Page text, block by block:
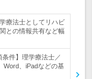
療法士としてリハビ
との情報共有など幅
件】理学療法士／
Word、iPadなどの基